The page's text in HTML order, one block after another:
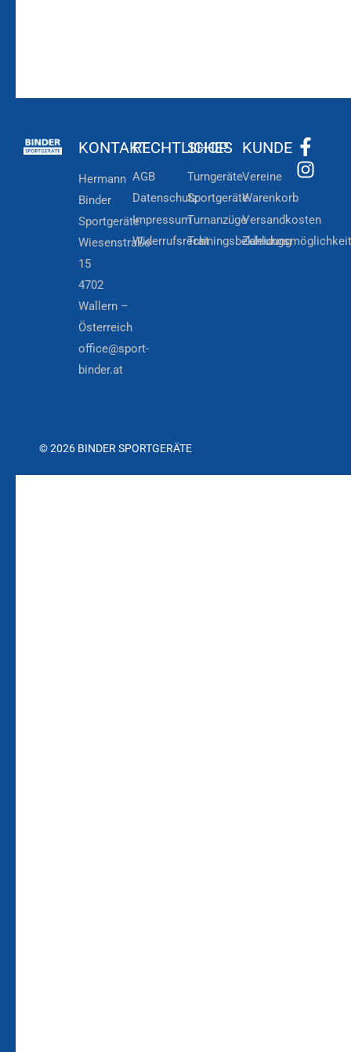
KONTAKT
Hermann
Binder
Sportgeräte
Wiesenstraße
15
4702
Wallern –
Österreich
office@sport-
binder.at
RECHTLICHES
AGB
Datenschutz
Impressum
Widerrufsrecht
SHOP
Turngeräte
Sportgeräte
Turnanzüge
Trainingsbekleidung
KUNDE
Vereine
Warenkorb
Versandkosten
© 2026 BINDER SPORTGERÄTE